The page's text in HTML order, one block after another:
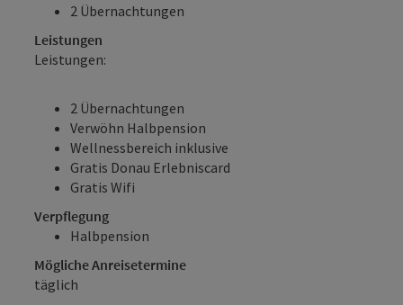
2 Übernachtungen
Leistungen
Leistungen:
2 Übernachtungen
Verwöhn Halbpension
Wellnessbereich inklusive
Gratis Donau Erlebniscard
Gratis Wifi
Verpflegung
Halbpension
Mögliche Anreisetermine
täglich